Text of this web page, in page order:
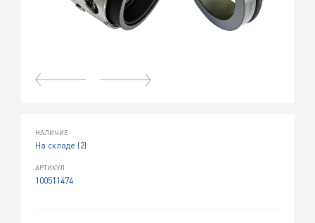
НАЛИЧИЕ
На складе (2)
АРТИКУЛ
100511474